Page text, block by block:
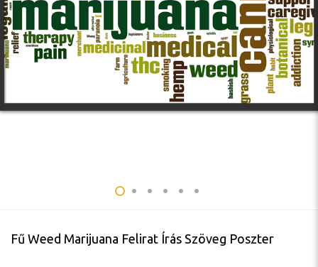
Fű Weed Marijuana Felirat Írás Szöveg Poszter